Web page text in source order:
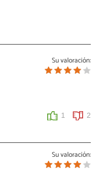
Su valoración:
1 2
en utilizar en repostería
ir muy bien el toque de sal,
para la receta es poca.
Su valoración: